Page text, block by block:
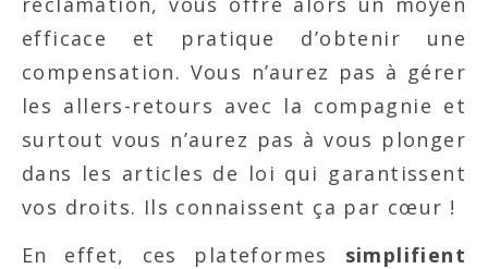
efficace et pratique d’obtenir une
compensation. Vous n’aurez pas à gérer
les allers-retours avec la compagnie et
surtout vous n’aurez pas à vous plonger
dans les articles de loi qui garantissent
vos droits. Ils connaissent ça par cœur !
En effet, ces plateformes simplifient